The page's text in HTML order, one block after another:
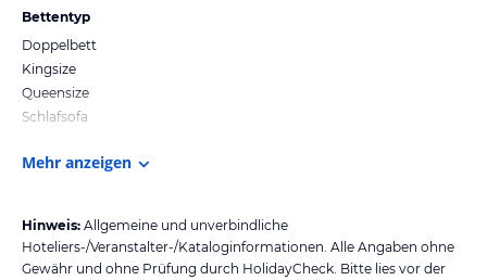
Bettentyp
Doppelbett
Kingsize
Queensize
Schlafsofa
Mehr anzeigen
Hinweis: Allgemeine und unverbindliche
Hoteliers-/Veranstalter-/Kataloginformationen. Alle Angaben ohne
Gewähr und ohne Prüfung durch HolidayCheck. Bitte lies vor der